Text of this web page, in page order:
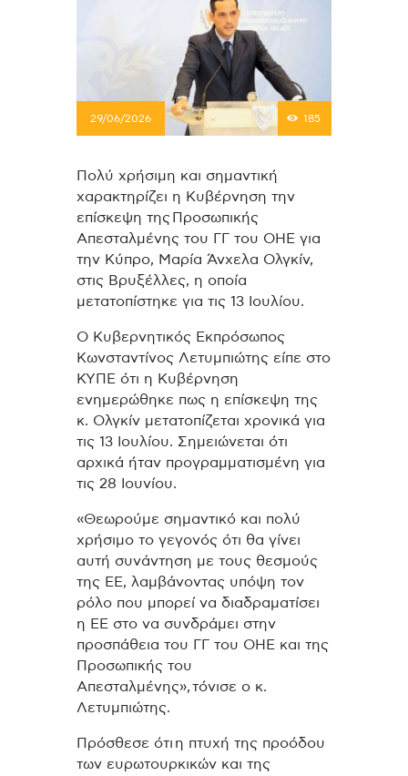
29/06/2026 185
Πολύ χρήσιμη και σημαντική
χαρακτηρίζει η Κυβέρνηση την
επίσκεψη της Προσωπικής
Απεσταλμένης του ΓΓ του ΟΗΕ για
την Κύπρο, Μαρία Άνχελα Ολγκίν,
στις Βρυξέλλες, η οποία
μετατοπίστηκε για τις 13 Ιουλίου.
Ο Κυβερνητικός Εκπρόσωπος
Κωνσταντίνος Λετυμπιώτης είπε στο
ΚΥΠΕ ότι η Κυβέρνηση
ενημερώθηκε πως η επίσκεψη της
κ. Ολγκίν μετατοπίζεται χρονικά για
τις 13 Ιουλίου. Σημειώνεται ότι
αρχικά ήταν προγραμματισμένη για
τις 28 Ιουνίου.
«Θεωρούμε σημαντικό και πολύ
χρήσιμο το γεγονός ότι θα γίνει
αυτή συνάντηση με τους θεσμούς
της ΕΕ, λαμβάνοντας υπόψη τον
ρόλο που μπορεί να διαδραματίσει
η ΕΕ στο να συνδράμει στην
προσπάθεια του ΓΓ του ΟΗΕ και της
Προσωπικής του
Απεσταλμένης», τόνισε ο κ.
Λετυμπιώτης.
Πρόσθεσε ότι η πτυχή της προόδου
των ευρωτουρκικών και της